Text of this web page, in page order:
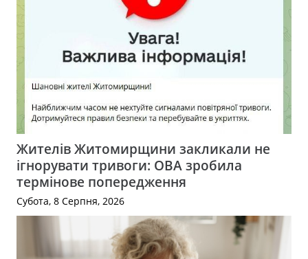
Жителів Житомирщини закликали не
ігнорувати тривоги: ОВА зробила
термінове попередження
Субота, 8 Серпня, 2026